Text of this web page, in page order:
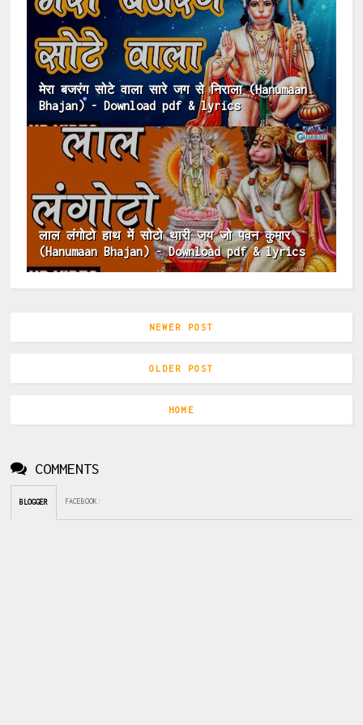
मेरा बजरंग सोटे वाला सारे जग से निराला (Hanumaan
Bhajan) - Download pdf & lyrics
लाल लंगोटो हाथ में सोटो थारी जय जो पवन कुमार
(Hanumaan Bhajan) - Download pdf & lyrics
NEWER POST
OLDER POST
HOME
COMMENTS
BLOGGER FACEBOOK :